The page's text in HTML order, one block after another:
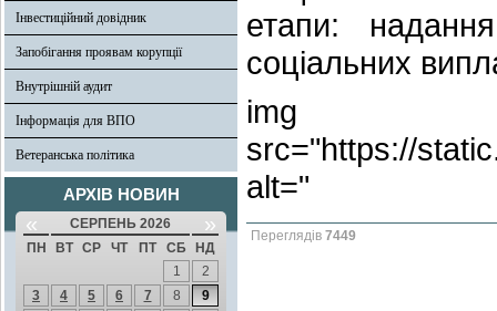
Інвестиційний довідник
Запобігання проявам корупції
Внутрішній аудит
Інформація для ВПО
Ветеранська політика
АРХІВ НОВИН
« СЕРПЕНЬ 2026 »
ПН ВТ СР ЧТ ПТ СБ
НД
1
2
3
4 5 6 7 8
9
етапи:
соціальних
img
src="https://
alt="
Переглядів 7449